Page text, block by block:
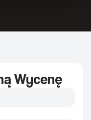
Wycenę